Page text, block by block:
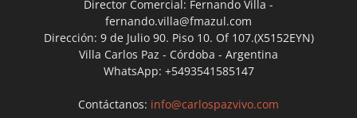
Director Comercial: Fernando Villa -
fernando.villa@fmazul.com
Dirección: 9 de Julio 90. Piso 10. Of 107.(X5152EYN)
Villa Carlos Paz - Córdoba - Argentina
WhatsApp: +5493541585147
Contáctanos: info@carlospazvivo.com